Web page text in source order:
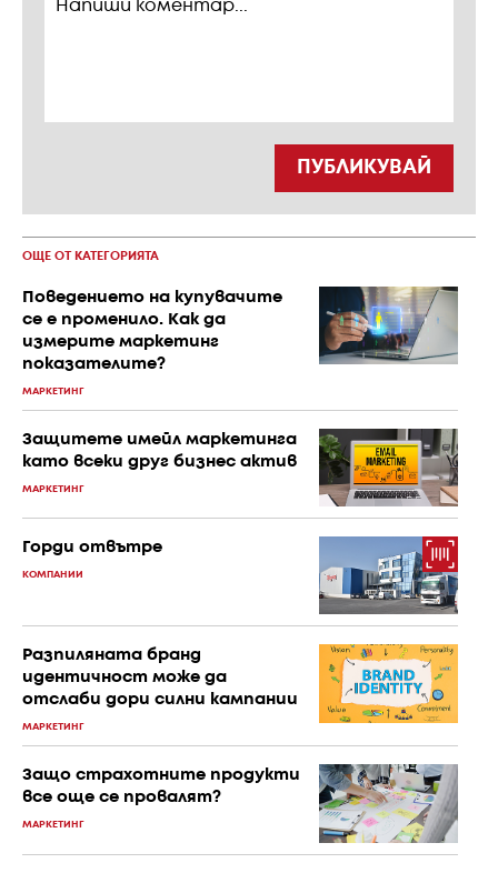
ПУБЛИКУВАЙ
ОЩЕ ОТ КАТЕГОРИЯТА
Поведението на купувачите
се е променило. Как да
измерите маркетинг
показателите?
МАРКЕТИНГ
Защитете имейл маркетинга
като всеки друг бизнес актив
МАРКЕТИНГ
Горди отвътре
КОМПАНИИ
Разпиляната бранд
идентичност може да
отслаби дори силни кампании
МАРКЕТИНГ
Защо страхотните продукти
все още се провалят?
МАРКЕТИНГ